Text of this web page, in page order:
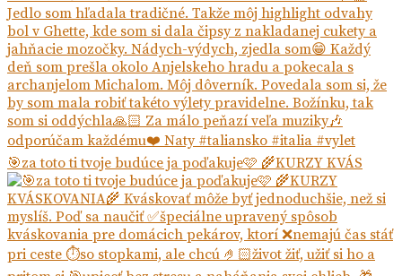
🎯za toto ti tvoje budúce ja poďakuje🩷 🌾KURZY KVÁS